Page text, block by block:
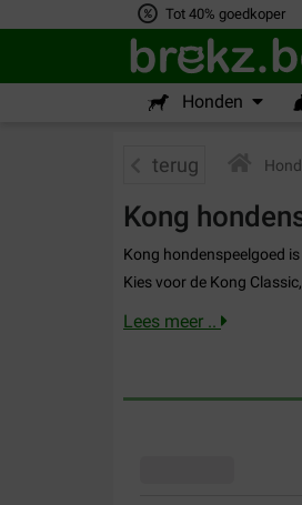
Tot 40% goedkoper
Honden
terug Hond
Kong
Kong hondenspeelgoed
Kies voor de Kong
Lees meer ..